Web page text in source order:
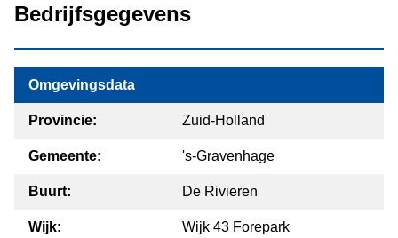
Bedrijfsgegevens
Omgevingsdata
Provincie: Zuid-Holland
Gemeente: 's-Gravenhage
Buurt: De Rivieren
Wijk: Wijk 43 Forepark